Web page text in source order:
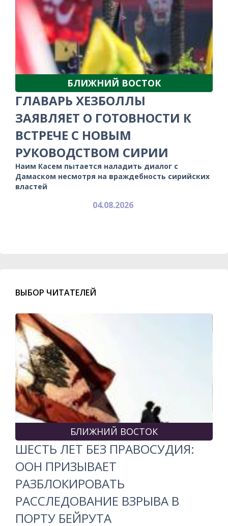
БЛИЖНИЙ ВОСТОК
ГЛАВАРЬ ХЕЗБОЛЛЫ
ЗАЯВЛЯЕТ О ГОТОВНОСТИ К
ВСТРЕЧЕ С НОВЫМ
РУКОВОДСТВОМ СИРИИ
Наим Касем пытается наладить диалог с
Дамаском несмотря на враждебность сирийских
властей
04.08.2026
ВЫБОР ЧИТАТЕЛЕЙ
БЛИЖНИЙ ВОСТОК
ШЕСТЬ ЛЕТ БЕЗ ПРАВОСУДИЯ:
ООН ПРИЗЫВАЕТ
РАЗБЛОКИРОВАТЬ
РАССЛЕДОВАНИЕ ВЗРЫВА В
ПОРТУ БЕЙРУТА